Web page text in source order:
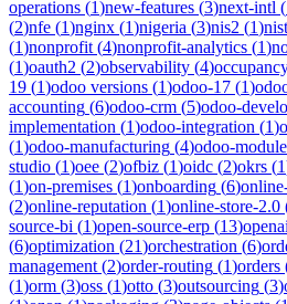
operations (1)new-features (3)next-intl (
(2)nfe (1)nginx (1)nigeria (3)nis2 (1)nist
(1)nonprofit (4)nonprofit-analytics (1)
(1)oauth2 (2)observability (4)
19 (1)odoo versions (1)odoo-17 (1)
accounting (6)odoo-crm (5)odoo-
implementation (1)odoo-integration (1)
(1)odoo-manufacturing (4)odoo-
studio (1)oee (2)ofbiz (1)oidc (2)okrs (1
(1)on-premises (1)onboarding (6)
(2)online-reputation (1)online-store-2.0
source-bi (1)open-source-erp (13)openai
(6)optimization (21)orchestration (6)
management (2)order-routing (1)orders
(1)orm (3)oss (1)otto (3)outsourcing (3)